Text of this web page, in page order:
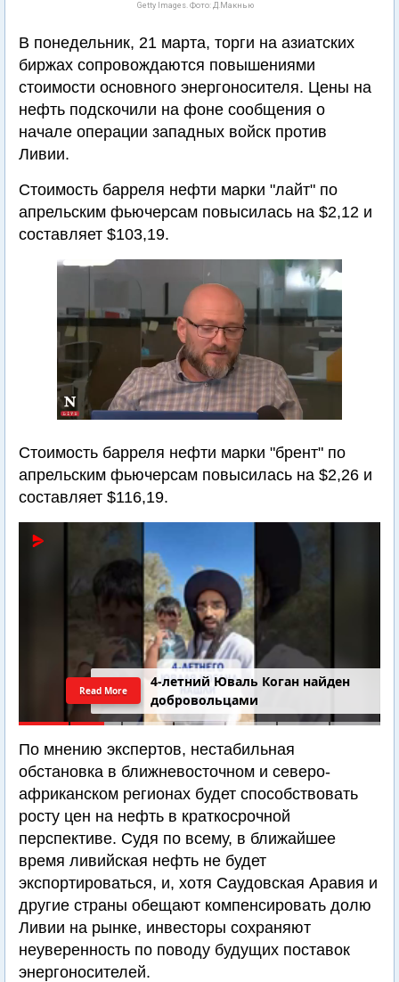
Getty Images. Фото: Д.Макнью
В понедельник, 21 марта, торги на азиатских
биржах сопровождаются повышениями
стоимости основного энергоносителя. Цены на
нефть подскочили на фоне сообщения о
начале операции западных войск против
Ливии.
Стоимость барреля нефти марки "лайт" по
апрельским фьючерсам повысилась на $2,12 и
составляет $103,19.
Стоимость барреля нефти марки "брент" по
апрельским фьючерсам повысилась на $2,26 и
составляет $116,19.
4-летний Юваль Коган найден
добровольцами
Read More
По мнению экспертов, нестабильная
обстановка в ближневосточном и северо-
африканском регионах будет способствовать
росту цен на нефть в краткосрочной
перспективе. Судя по всему, в ближайшее
время ливийская нефть не будет
экспортироваться, и, хотя Саудовская Аравия и
другие страны обещают компенсировать долю
Ливии на рынке, инвесторы сохраняют
неуверенность по поводу будущих поставок
энергоносителей.